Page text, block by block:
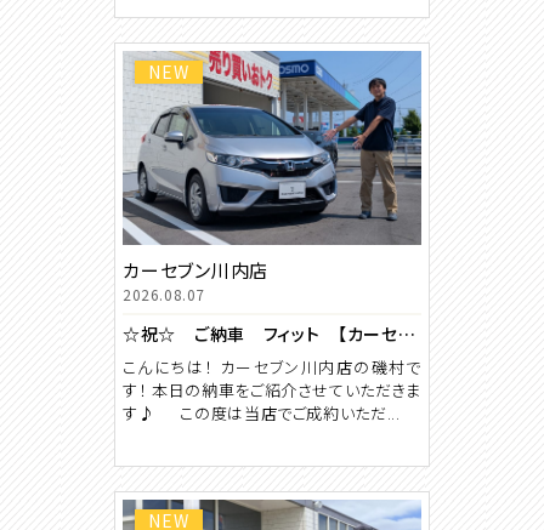
NEW
カーセブン川内店
2026.08.07
☆祝☆ ご納車 フィット 【カーセブン川内店】
こんにちは！ カーセブン川内店の磯村で
す！ 本日の納車をご紹介させていただきま
す♪ この度は当店でご成約いただ...
NEW